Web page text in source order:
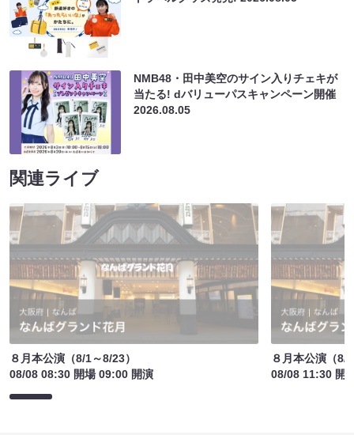
NMB48・田中美空のサイン入りチェキが
当たる! dバリューパスキャンペーン開催
2026.08.05
関連ライブ
８月本公演（8/1～8/23）
08/08 08:30 開場 09:00 開演
８月本公演（8/
08/08 11:30 開